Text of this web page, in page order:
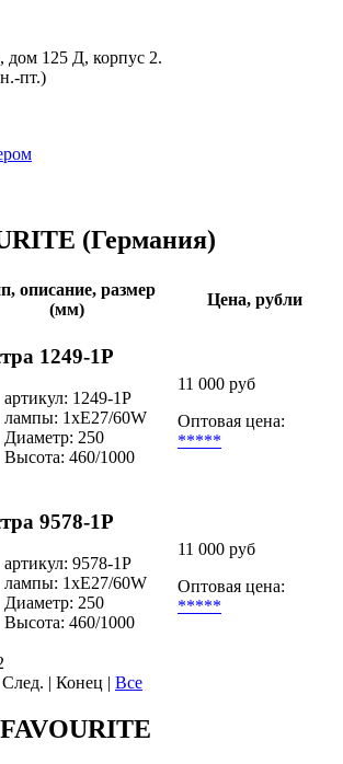
дом 125 Д, корпус 2.
пт.)
(Германия)
описание, размер
(мм)
Цена, рубли
1249-1P
артикул: 1249-1P
лампы: 1хE27/60W
Диаметр: 250
Высота: 460/1000
11 000 руб
Оптовая цена:
*****
9578-1P
артикул: 9578-1P
лампы: 1хE27/60W
Диаметр: 250
Высота: 460/1000
11 000 руб
Оптовая цена:
*****
След. | Конец | Все